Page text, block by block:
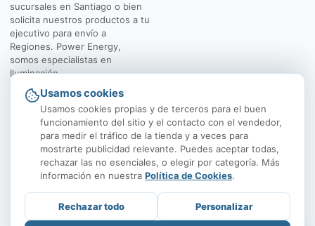
sucursales en Santiago o bien
solicita nuestros productos a tu
ejecutivo para envío a
Regiones. Power Energy,
somos especialistas en
Iluminación.
El Rosal 4547, Huechuraba
Usamos cookies
Usamos cookies propias y de terceros para el buen
funcionamiento del sitio y el contacto con el vendedor,
para medir el tráfico de la tienda y a veces para
mostrarte publicidad relevante. Puedes aceptar todas,
rechazar las no esenciales, o elegir por categoría. Más
información en nuestra Política de Cookies.
Rechazar todo Personalizar